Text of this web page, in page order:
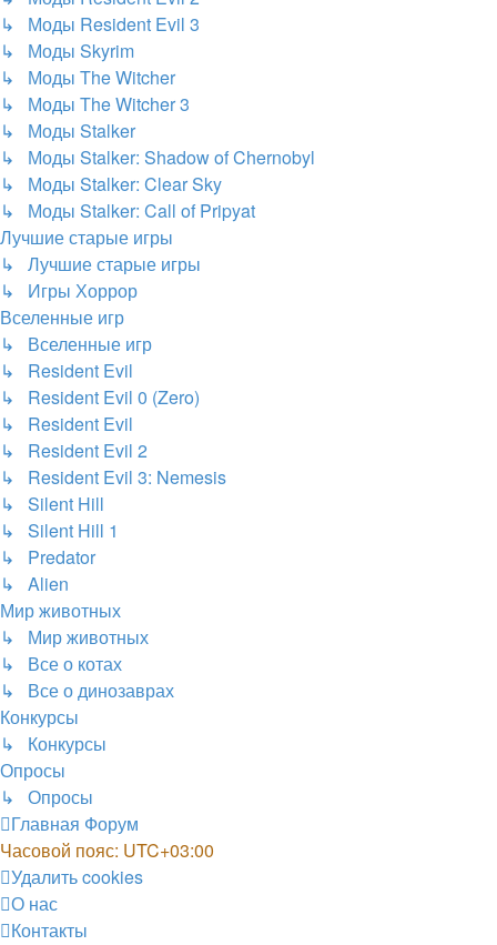
↳ Моды Resident Evil 3
↳ Моды Skyrim
↳ Моды The Witcher
↳ Моды The Witcher 3
↳ Моды Stalker
↳ Моды Stalker: Shadow of Chernobyl
↳ Моды Stalker: Clear Sky
↳ Моды Stalker: Call of Pripyat
Лучшие старые игры
↳ Лучшие старые игры
↳ Игры Хоррор
Вселенные игр
↳ Вселенные игр
↳ Resident Evil
↳ Resident Evil 0 (Zero)
↳ Resident Evil
↳ Resident Evil 2
↳ Resident Evil 3: Nemesis
↳ Silent Hill
↳ Silent Hill 1
↳ Predator
↳ Alien
Мир животных
↳ Мир животных
↳ Все о котах
↳ Все о динозаврах
Конкурсы
↳ Конкурсы
Опросы
↳ Опросы
Главная Форум
Часовой пояс: UTC+03:00
Удалить cookies
О нас
Контакты